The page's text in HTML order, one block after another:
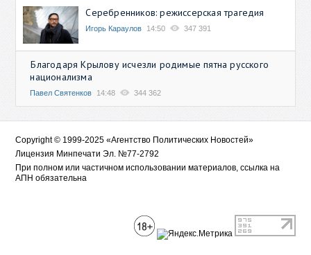
Серебренников: режиссерская трагедия
Игорь Караулов 14:50 347 391
Благодаря Крылову исчезли родимые пятна русского
национализма
Павел Святенков 14:48 344 362
Copyright © 1999-2025 «Агентство Политических Новостей»
Лицензия Минпечати Эл. №77-2792
При полном или частичном использовании материалов, ссылка на
АПН обязательна